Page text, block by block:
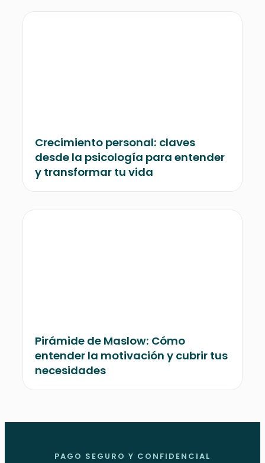
Crecimiento personal: claves
desde la psicología para entender
y transformar tu vida
Pirámide de Maslow: Cómo
entender la motivación y cubrir tus
necesidades
PAGO SEGURO Y CONFIDENCIAL